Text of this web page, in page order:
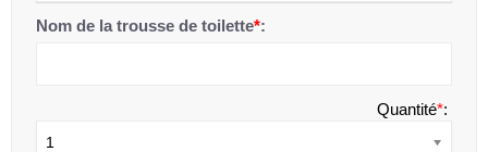
Nom de la trousse de toilette*:
Quantité*:
1